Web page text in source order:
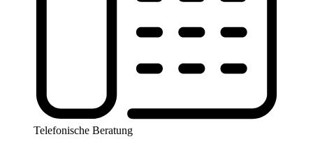
Telefonische Beratung